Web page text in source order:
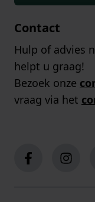
Contact
Hulp of advies
helpt u graag!
Bezoek onze
vraag via het